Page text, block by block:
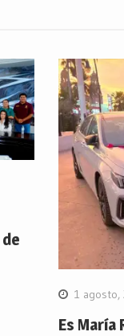
1 agosto,
Es María